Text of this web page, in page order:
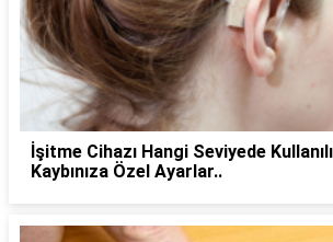
İşitme Cihazı Hangi Seviyede
Kaybınıza Özel Ayarlar..